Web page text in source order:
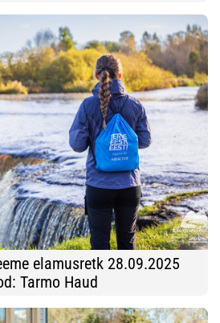
elamusretk 28.09.2025
Tarmo Haud